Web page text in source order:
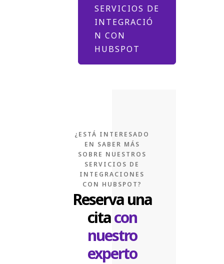
SERVICIOS DE
INTEGRACIÓ
N CON
HUBSPOT
¿ESTÁ INTERESADO
EN SABER MÁS
SOBRE NUESTROS
SERVICIOS DE
INTEGRACIONES
CON HUBSPOT?
Reserva una
citacon
nuestro
experto